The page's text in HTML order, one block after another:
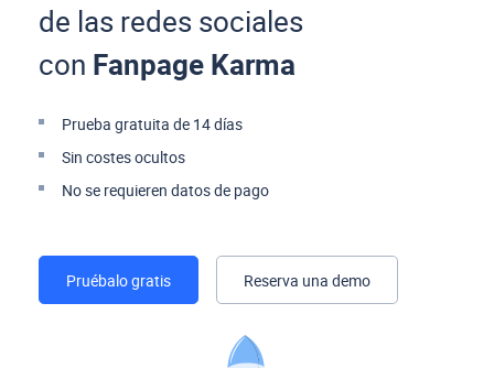
de las redes sociales
con Fanpage Karma
Pruébalo gratis Reserva una demo
Prueba gratuita de 14 días
Sin costes ocultos
No se requieren datos de pago